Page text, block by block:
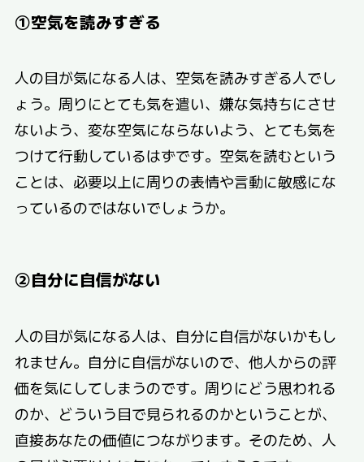
①空気を読みすぎる
人の目が気になる人は、空気を読みすぎる人でし
ょう。周りにとても気を遣い、嫌な気持ちにさせ
ないよう、変な空気にならないよう、とても気を
つけて行動しているはずです。空気を読むという
ことは、必要以上に周りの表情や言動に敏感にな
っているのではないでしょうか。
②自分に自信がない
人の目が気になる人は、自分に自信がないかもし
れません。自分に自信がないので、他人からの評
価を気にしてしまうのです。周りにどう思われる
のか、どういう目で見られるのかということが、
直接あなたの価値につながります。そのため、人